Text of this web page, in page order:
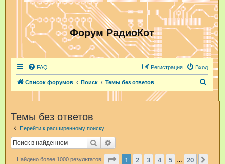
Форум РадиоКот
FAQ Вход
Регистрация
Список форумов Поиск Темы без ответов
Темы без ответов
Перейти к расширенному поиску
Поиск
Найдено более 1000 результатов Страница из 20
1 2 3 4 5 20